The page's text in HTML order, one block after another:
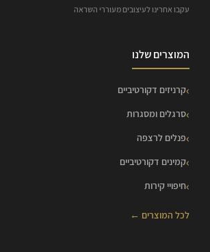
עקבו אחרינו לעיצובים מעוררי השראה
המוצרים שלנו
קרניזים דקורטיביים
סרגלים ומסגרות
פנלים לרצפה
קמינים דקורטיביים
חיפויי קירות
לכל המוצרים ←